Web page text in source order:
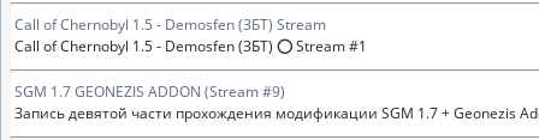
Call of Chernobyl 1.5 - Demosfen (ЗБТ) Stream
Call of Chernobyl 1.5 - Demosfen (ЗБТ) ⭕ Stream #1
SGM 1.7 GEONEZIS ADDON (Stream #9)
Запись девятой части прохождения модификации SGM 1.7 + Geonezis